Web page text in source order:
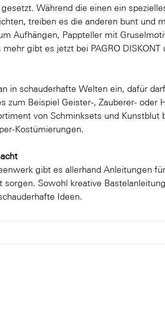
Während die einen ein
treiben es die anderen bunt und
Aufhängen, Pappteller mit
mehr gibt es jetzt bei PAGRO
in schauderhafte Welten ein, dafür
zum Beispiel Geister-, Zauberer- oder
von Schminksets und Kunstblut
Kostümierungen.
gibt es allerhand Anleitungen
sorgen. Sowohl kreative
Ideen.